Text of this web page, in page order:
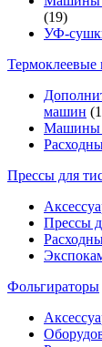
(19)
УФ-
машин
Машины
Прессы для
Прессы
Фольгираторы